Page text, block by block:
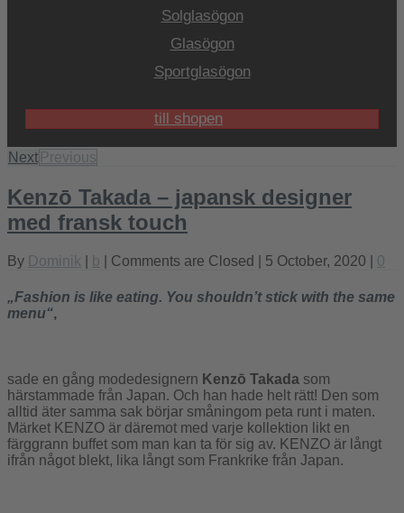
Solglasögon
Glasögon
Sportglasögon
till shopen
Next Previous
Kenzō Takada – japansk designer
med fransk touch
By Dominik b Comments are Closed | 5 October, 2020 | 0
„Fashion is like eating. You shouldn’t stick with the same
menu“,
sade en gång modedesignern Kenzō Takada som
härstammade från Japan. Och han hade helt rätt! Den som
alltid äter samma sak börjar småningom peta runt i maten.
Märket KENZO är däremot med varje kollektion likt en
färggrann buffet som man kan ta för sig av. KENZO är långt
ifrån något blekt, lika långt som Frankrike från Japan.